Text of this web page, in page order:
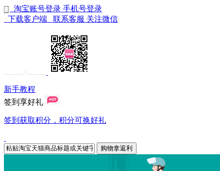
淘宝账号登录 手机号登录
下载客户端
联系客服 关注微信
新手教程
签到享好礼
签到获取积分，积分可换好礼
购物拿返利